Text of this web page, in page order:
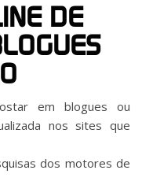
DE
em blogues ou
nos sites que
dos motores de